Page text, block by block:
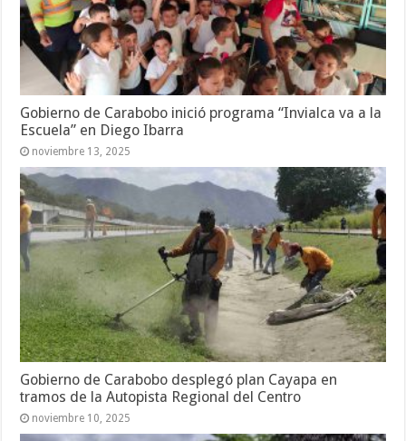
Gobierno de Carabobo inició programa “Invialca va a la
Escuela” en Diego Ibarra
noviembre 13, 2025
Gobierno de Carabobo desplegó plan Cayapa en
tramos de la Autopista Regional del Centro
noviembre 10, 2025